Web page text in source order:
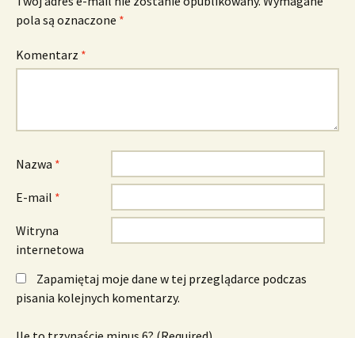
pola są oznaczone *
Komentarz *
Nazwa *
E-mail *
Witryna
internetowa
Zapamiętaj moje dane w tej przeglądarce podczas
pisania kolejnych komentarzy.